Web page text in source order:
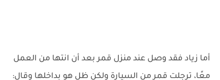
أما زياد فقد وصل عند منزل قمر بعد أن انتها من العمل
معًا، ترجلت قمر من السيارة ولكن ظل هو بداخلها وقال: